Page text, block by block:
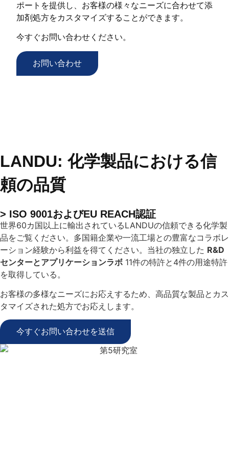
ポートを提供し、お客様の様々なニーズに合わせて添
加剤処方をカスタマイズすることができます。
今すぐお問い合わせください。
お問い合わせ
LANDU: 化学製品における信
頼の品質
> ISO 9001およびEU REACH認証
世界60カ国以上に輸出されているLANDUの信頼できる化学製
品をご覧ください。多国籍企業や一流工場との豊富なコラボレ
ーション経験から利益を得てください。当社の独立した R&D
センターとアプリケーションラボ 11件の特許と4件の用途特許
を取得している。
お客様の多様なニーズにお応えするため、高品質な製品とカス
タマイズされた処方でお応えします。
今すぐお問い合わせを送信